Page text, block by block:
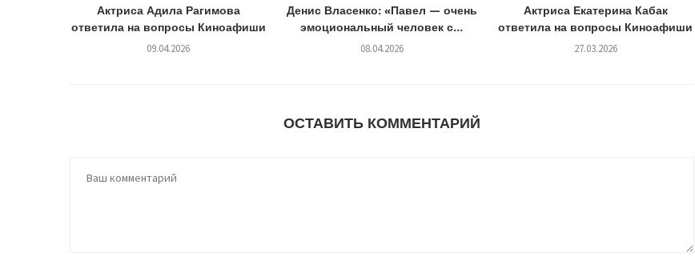
Актриса Адила Рагимова
ответила на вопросы Киноафиши
09.04.2026
Денис Власенко: «Павел — очень
эмоциональный человек с...
08.04.2026
Актриса Екатерина Кабак
ответила на вопросы Киноафиши
27.03.2026
ОСТАВИТЬ КОММЕНТАРИЙ